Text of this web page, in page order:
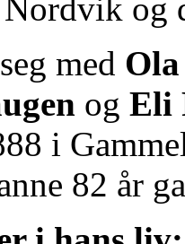
og
med
og Eli
i
82 år